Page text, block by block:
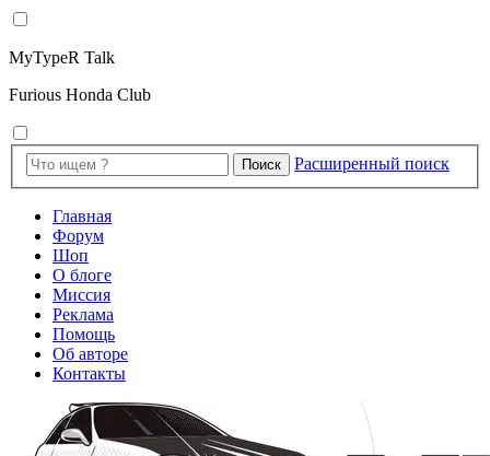
MyTypeR Talk
Furious Honda Club
Поиск Расширенный поиск
Главная
Форум
Шоп
О блоге
Миссия
Реклама
Помощь
Об авторе
Контакты